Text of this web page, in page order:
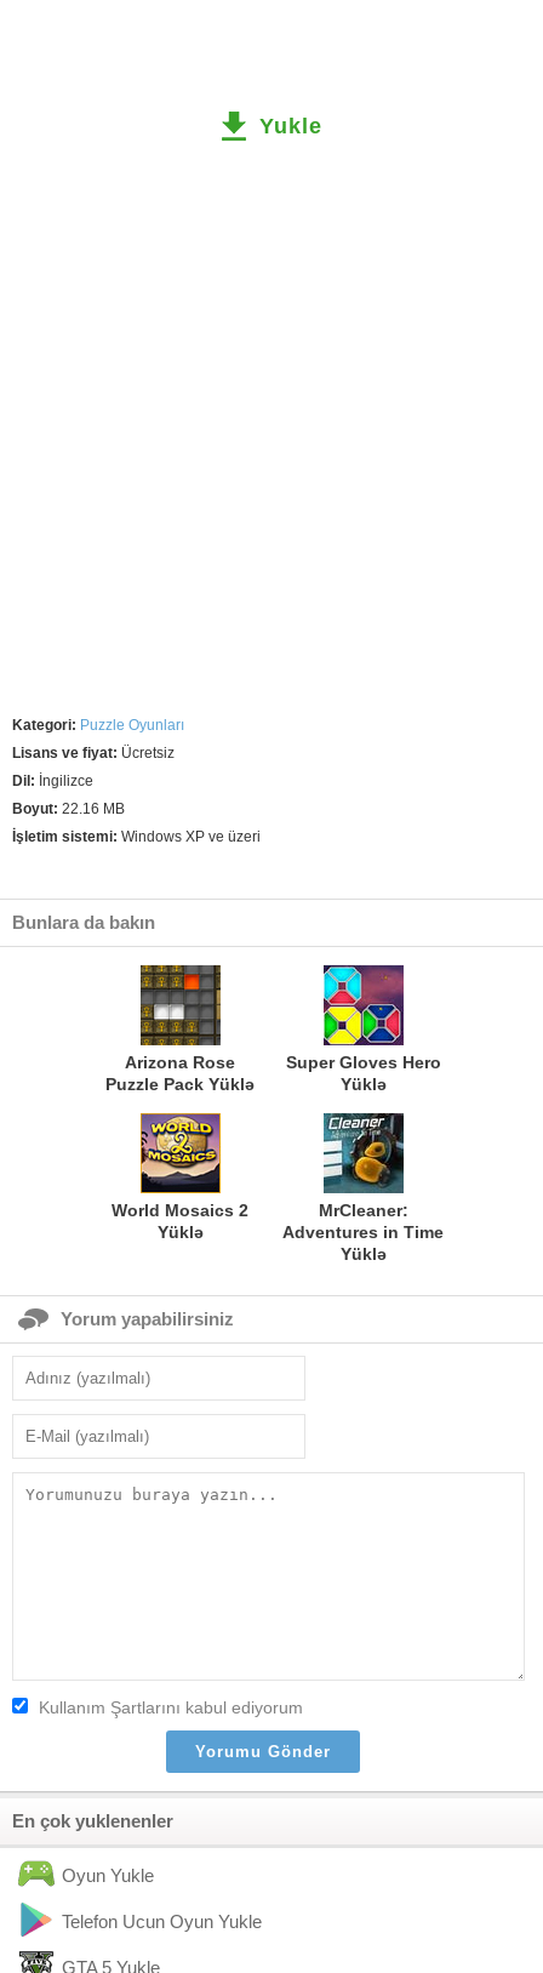
Yukle
Kategori: Puzzle Oyunları
Lisans ve fiyat: Ücretsiz
Dil: İngilizce
Boyut: 22.16 MB
İşletim sistemi: Windows XP ve üzeri
Bunlara da bakın
Arizona Rose
Puzzle Pack Yüklə
Super Gloves Hero
Yüklə
World Mosaics 2
Yüklə
MrCleaner:
Adventures in Time
Yüklə
Yorum yapabilirsiniz
Kullanım Şartlarını kabul ediyorum
En çok yuklenenler
Oyun Yukle
Telefon Ucun Oyun Yukle
GTA 5 Yukle